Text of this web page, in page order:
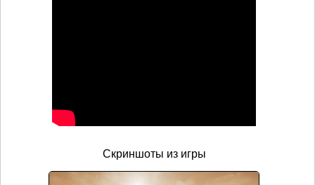
Скриншоты из игры